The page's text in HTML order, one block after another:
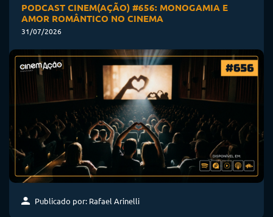
PODCAST CINEM(AÇÃO) #656: MONOGAMIA E
AMOR ROMÂNTICO NO CINEMA
31/07/2026
Publicado por: Rafael Arinelli